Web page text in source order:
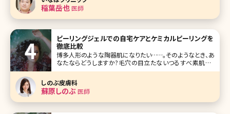
タ。グラッ
稲葉岳也医師
ピーリングジェルでの自宅ケアとケミカルピーリングを
徹底比較
博多人形のような陶器肌になりたい……。そのようなとき、あ
なたならどうしますか?毛穴の目立たないつるすべ素肌は、
大人女子の憧れですよね。ところが、毛穴レスを目指すあま
り、間違ったケアを行い続けて肌トラブルに見舞われてしまっ
たという女性があとを絶ちません。毛穴レスを目指す女性の
心強い味方、それはピ
しのぶ皮膚科
蘇原しのぶ医師